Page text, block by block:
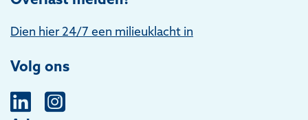
Dien hier 24/7 een milieuklacht in
Volg ons